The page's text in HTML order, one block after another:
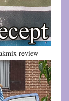
review